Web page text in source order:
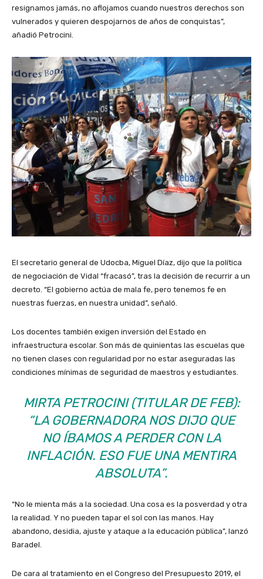
resignamos jamás, no aflojamos cuando nuestros derechos son
vulnerados y quieren despojarnos de años de conquistas”,
añadió Petrocini.
El secretario general de Udocba, Miguel Díaz, dijo que la política
de negociación de Vidal “fracasó”, tras la decisión de recurrir a un
decreto. “El gobierno actúa de mala fe, pero tenemos fe en
nuestras fuerzas, en nuestra unidad”, señaló.
Los docentes también exigen inversión del Estado en
infraestructura escolar. Son más de quinientas las escuelas que
no tienen clases con regularidad por no estar aseguradas las
condiciones mínimas de seguridad de maestros y estudiantes.
MIRTA PETROCINI (TITULAR DE FEB):
“LA GOBERNADORA NOS DIJO QUE
NO ÍBAMOS A PERDER CON LA
INFLACIÓN. ESO FUE UNA MENTIRA
ABSOLUTA”.
“No le mienta más a la sociedad. Una cosa es la posverdad y otra
la realidad. Y no pueden tapar el sol con las manos. Hay
abandono, desidia, ajuste y ataque a la educación pública”, lanzó
Baradel.
De cara al tratamiento en el Congreso del Presupuesto 2019, el